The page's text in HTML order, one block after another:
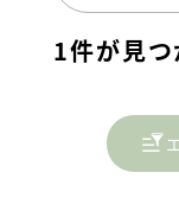
1件が見つ